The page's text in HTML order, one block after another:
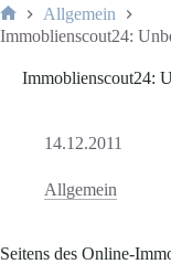
Start
Allgemein
Immoblienscout24:
Immoblienscout24:
14.12.2011
Allgemein
Seitens des Online-